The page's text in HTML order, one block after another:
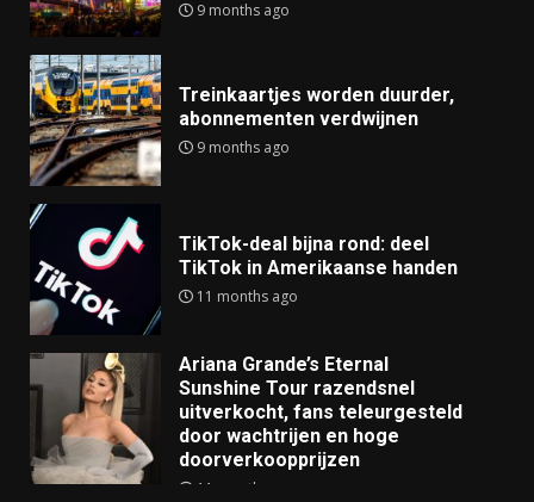
9 months ago
Treinkaartjes worden duurder,
abonnementen verdwijnen
9 months ago
TikTok-deal bijna rond: deel
TikTok in Amerikaanse handen
11 months ago
Ariana Grande’s Eternal
Sunshine Tour razendsnel
uitverkocht, fans teleurgesteld
door wachtrijen en hoge
doorverkoopprijzen
11 months ago